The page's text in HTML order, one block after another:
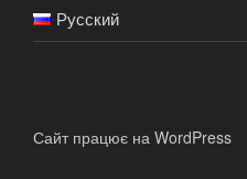
Русский
Сайт працює на WordPress